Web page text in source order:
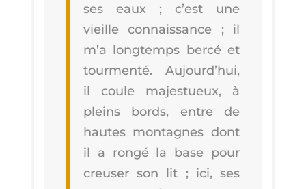
ses eaux ; c’est une
vieille connais­sance ; il
m’a long­temps ber­cé et
tour­men­té. Aujourd’­hui,
il coule majes­tueux, à
pleins bords, entre de
hautes mon­tagnes dont
il a ron­gé la base pour
creu­ser son lit ; ici, ses